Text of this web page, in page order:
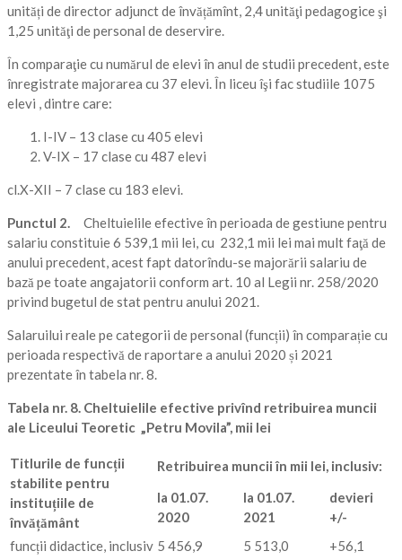
unități de director adjunct de învățămînt, 2,4 unităţi pedagogice şi
1,25 unităţi de personal de deservire.
În comparaţie cu numărul de elevi în anul de studii precedent, este
înregistrate majorarea cu 37 elevi. În liceu îşi fac studiile 1075
elevi , dintre care:
I-IV – 13 clase cu 405 elevi
V-IX – 17 clase cu 487 elevi
cl.X-XII – 7 clase cu 183 elevi.
Punctul 2. Cheltuielile efective în perioada de gestiune pentru
salariu constituie 6 539,1 mii lei, cu 232,1 mii lei mai mult faţă de
anului precedent, acest fapt datorîndu-se majorării salariu de
bază pe toate angajatorii conform art. 10 al Legii nr. 258/2020
privind bugetul de stat pentru anului 2021.
Salaruilui reale pe categorii de personal (funcții) în comparație cu
perioada respectivă de raportare a anului 2020 și 2021
prezentate în tabela nr. 8.
Tabela nr. 8. Cheltuielile efective privînd retribuirea muncii
ale Liceului Teoretic „Petru Movila”, mii lei
Titlurile de funcții
stabilite pentru
instituțiile de
învățământ
Retribuirea muncii în mii lei, inclusiv:
la 01.07.
2020
la 01.07.
2021
devieri
+/-
funcții didactice, inclusiv 5 456,9 5 513,0 +56,1